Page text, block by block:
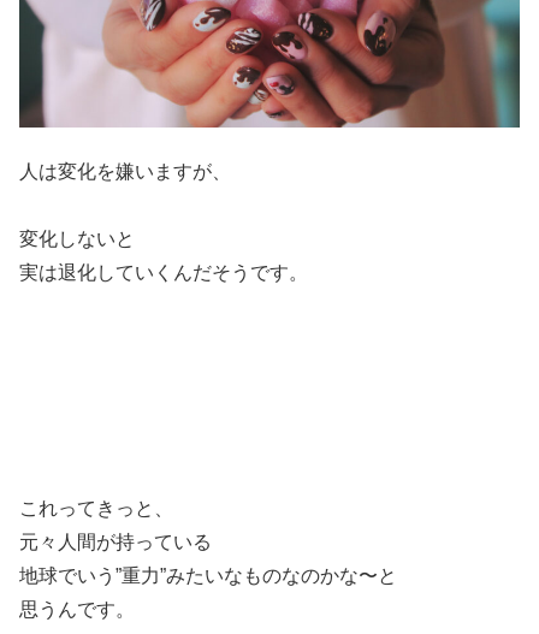
人は変化を嫌いますが、
変化しないと
実は退化していくんだそうです。
これってきっと、
元々人間が持っている
地球でいう”重力”みたいなものなのかな〜と
思うんです。